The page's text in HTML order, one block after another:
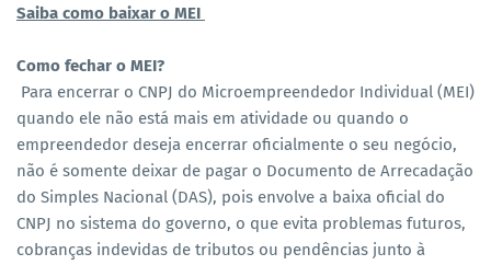
Saiba como baixar o MEI
Como fechar o MEI?
Para encerrar o CNPJ do Microempreendedor Individual (MEI)
quando ele não está mais em atividade ou quando o
empreendedor deseja encerrar oficialmente o seu negócio,
não é somente deixar de pagar o Documento de Arrecadação
do Simples Nacional (DAS), pois envolve a baixa oficial do
CNPJ no sistema do governo, o que evita problemas futuros,
cobranças indevidas de tributos ou pendências junto à